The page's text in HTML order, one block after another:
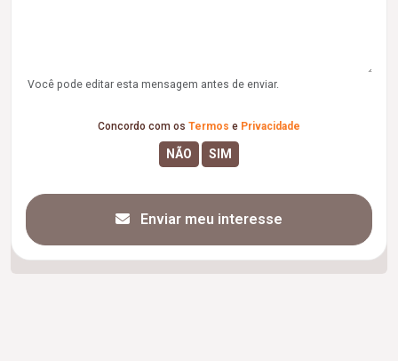
Você pode editar esta mensagem antes de enviar.
Concordo com os Termos e Privacidade
Enviar meu interesse